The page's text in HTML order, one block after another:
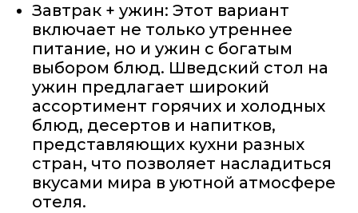
Завтрак + ужин: Этот вариант
включает не только утреннее
питание, но и ужин с богатым
выбором блюд. Шведский стол на
ужин предлагает широкий
ассортимент горячих и холодных
блюд, десертов и напитков,
представляющих кухни разных
стран, что позволяет насладиться
вкусами мира в уютной атмосфере
отеля.